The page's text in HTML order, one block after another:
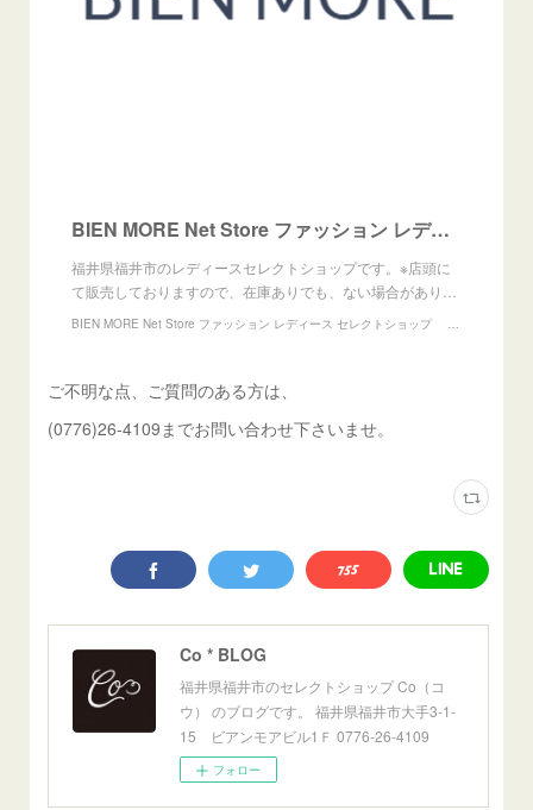
BIEN MORE Net Store ファッション レディース セレクトショップ powered by BASE
福井県福井市のレディースセレクトショップです。※店頭に
て販売しておりますので、在庫ありでも、ない場合があり…
ご不明な点、ご質問のある方は、
(0776)26-4109までお問い合わせ下さいませ。
Co * BLOG
福井県福井市のセレクトショップ Co（コ
ウ） のブログです。 福井県福井市大手3-1-
15 ビアンモアビル1Ｆ 0776-26-4109
フォロー